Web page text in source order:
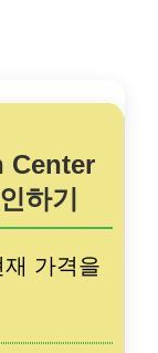
Center
하기
가격을